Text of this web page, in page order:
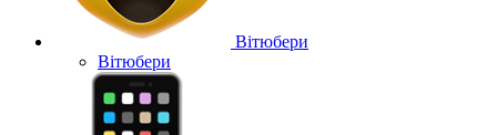
Вітюбери
Вітюбери